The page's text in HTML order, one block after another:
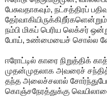
பேசுவதாகவும், நட்சத்திரப்
நம்பி மிகப் பெரிய லெக்சர்
போய், உண்மையைச் சொல்ல
ஈரோட்டில் காரை நிறுத்திக்
முதன்முதலாக அவரைச்
தந்த அலைச்சலால்
கொஞ்சநேரத்துக்கு